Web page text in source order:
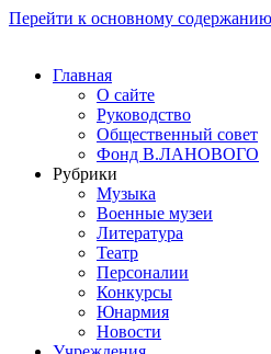
Перейти к основному содержанию
Главная
О сайте
Руководство
Общественный совет
Фонд В.ЛАНОВОГО
Рубрики
Музыка
Военные музеи
Литература
Театр
Персоналии
Конкурсы
Юнармия
Новости